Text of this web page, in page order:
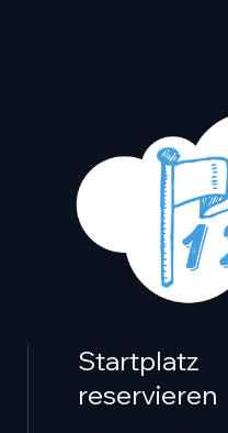
Startplatz
reservieren